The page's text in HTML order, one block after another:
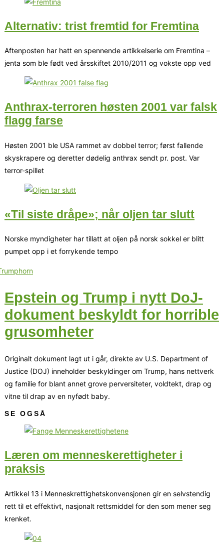
Alternativ: trist fremtid for Fremtina
Aftenposten har hatt en spennende artikkelserie om Fremtina –
jenta som ble født ved årsskiftet 2010/2011 og vokste opp ved
Anthrax-terroren høsten 2001 var falsk
flagg farse
Høsten 2001 ble USA rammet av dobbel terror; først fallende
skyskrapere og deretter dødelig anthrax sendt pr. post. Var
terror-spillet
«Til siste dråpe»; når oljen tar slutt
Norske myndigheter har tillatt at oljen på norsk sokkel er blitt
pumpet opp i et forrykende tempo
Epstein og Trump i nytt DoJ-
dokument beskyldt for horrible
grusomheter
Originalt dokument lagt ut i går, direkte av U.S. Department of
Justice (DOJ) inneholder beskyldinger om Trump, hans nettverk
og familie for blant annet grove perversiteter, voldtekt, drap og
vitne til drap av en nyfødt baby.
SE OGSÅ
Læren om menneskerettigheter i
praksis
Artikkel 13 i Menneskrettighetskonvensjonen gir en selvstendig
rett til et effektivt, nasjonalt rettsmiddel for den som mener seg
krenket.